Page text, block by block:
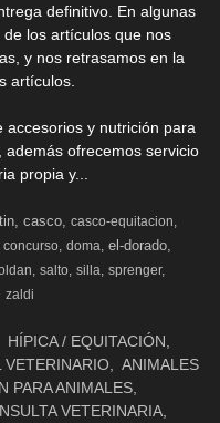
definitivo. En algunas
los artículos que nos
y nos retrasamos en la
artículos.
accesorios y nutrición para
ofrecemos servicio
propia y...
casco
casco-equitacion
concurso doma el-dorado
salto silla sprenger
zaldi
HÍPICA / EQUITACIÓN
VETERINARIO
ANIMALES
PARA ANIMALES
VETERINARIA